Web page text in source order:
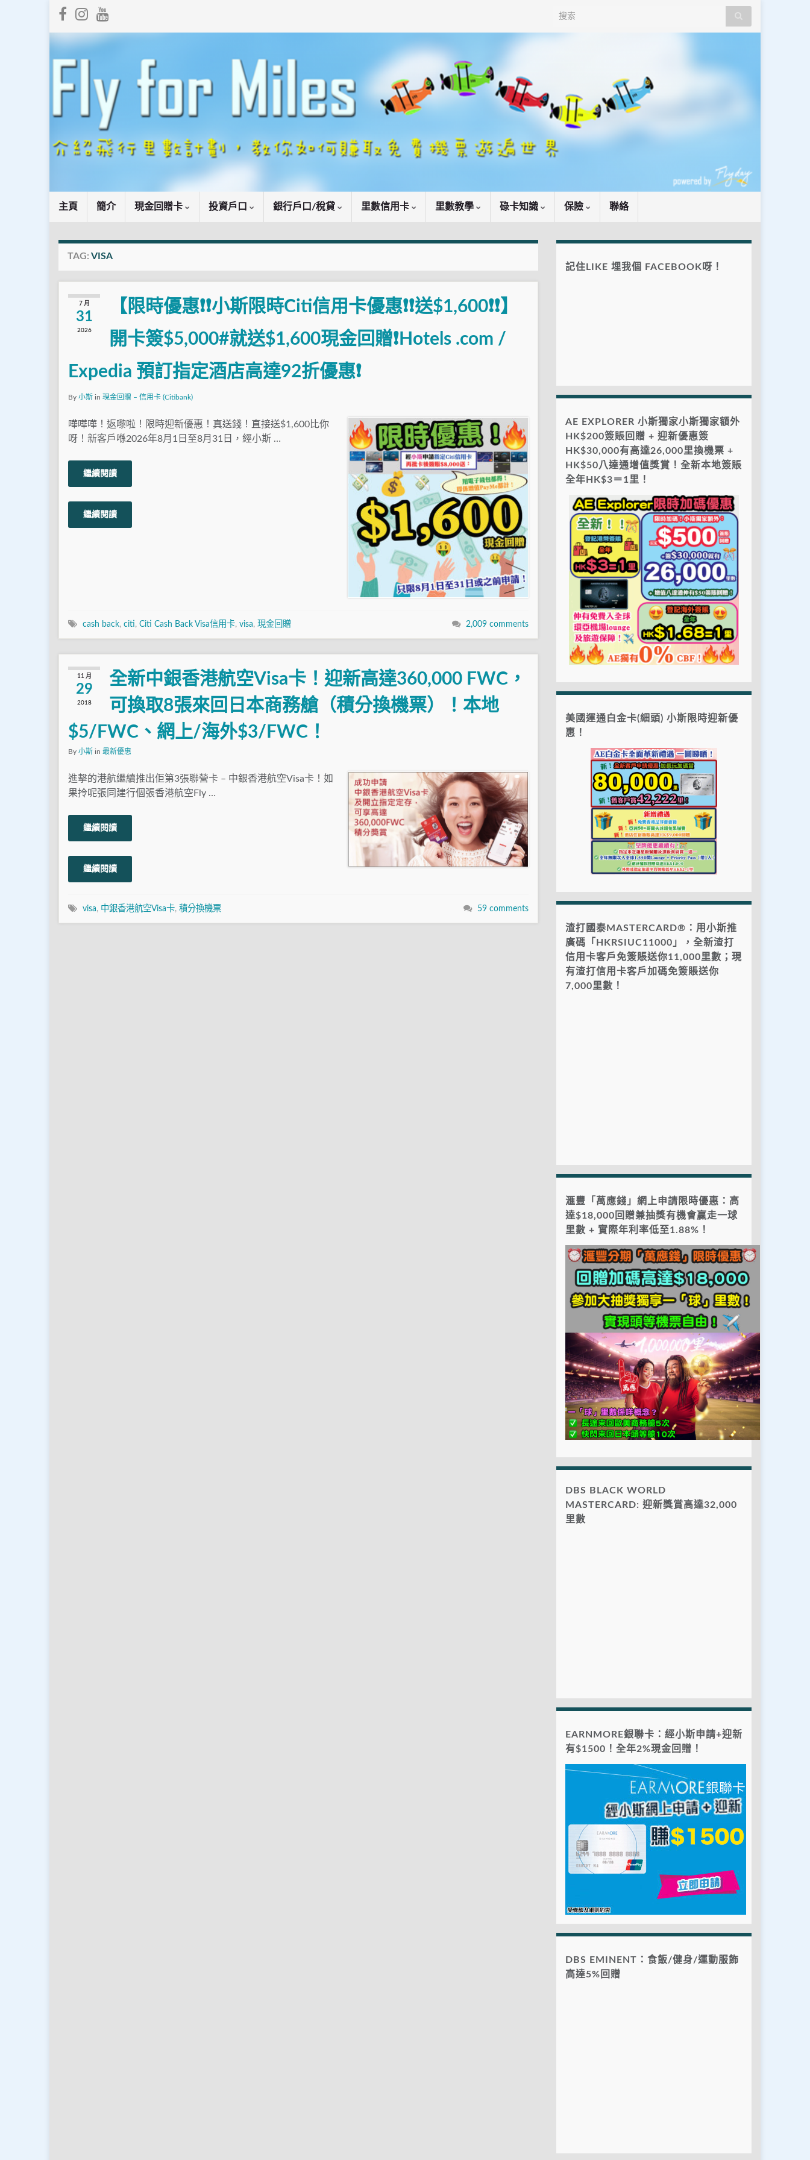
Search for:
主頁 簡介 現金回贈卡 投資戶口 銀行戶口/稅貸 里數信用卡 里數教學 碌卡知識 保險 聯絡
TAG: VISA
7 月
31
2026
【限時優惠❗❗小斯限時Citi信用卡優惠❗❗送$1,600❗❗】
開卡簽$5,000#就送$1,600現金回贈❗Hotels .com /
Expedia 預訂指定酒店高達92折優惠❗
By 小斯 in 現金回贈 – 信用卡 (Citibank)
嘩嘩嘩！返嚟啦！限時迎新優惠！真送錢！直接送$1,600比你
呀！新客戶喺2026年8月1日至8月31日，經小斯 …
繼續閱讀
繼續閱讀
cash back, citi, Citi Cash Back Visa信用卡, visa, 現金回贈 2,009 comments
11 月
29
2018
全新中銀香港航空Visa卡！迎新高達360,000 FWC，
可換取8張來回日本商務艙（積分換機票）！本地
$5/FWC、網上/海外$3/FWC！
By 小斯 in 最新優惠
進擊的港航繼續推出佢第3張聯營卡 – 中銀香港航空Visa卡！如
果拎呢張同建行個張香港航空Fly …
繼續閱讀
繼續閱讀
visa, 中銀香港航空Visa卡, 積分換機票 59 comments
記住LIKE 埋我個 FACEBOOK呀！
AE EXPLORER 小斯獨家小斯獨家額外
HK$200簽賬回贈 + 迎新優惠簽
HK$30,000有高達26,000里換機票 +
HK$50八達通增值獎賞！全新本地簽賬
全年HK$3＝1里！
美國運通白金卡(細頭) 小斯限時迎新優
惠！
渣打國泰MASTERCARD®：用小斯推
廣碼「HKRSIUC11000」，全新渣打
信用卡客戶免簽賬送你11,000里數；現
有渣打信用卡客戶加碼免簽賬送你
7,000里數！
滙豐「萬應錢」網上申請限時優惠：高
達$18,000回贈兼抽獎有機會贏走一球
里數 + 實際年利率低至1.88%！
DBS BLACK WORLD
MASTERCARD: 迎新獎賞高達32,000
里數
EARNMORE銀聯卡：經小斯申請+迎新
有$1500！全年2%現金回贈！
DBS EMINENT：食飯/健身/運動服飾
高達5%回贈